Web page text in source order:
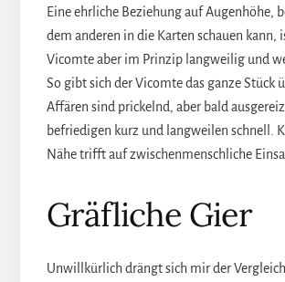
Eine ehrliche Beziehung auf Augenhöhe,
dem anderen in die Karten schauen kann,
Vicomte aber im Prinzip langweilig und
So gibt sich der Vicomte das ganze Stück
Affären sind prickelnd, aber bald
befriedigen kurz und langweilen schnell.
Nähe trifft auf zwischenmenschliche
Gräfliche Gier
Unwillkürlich drängt sich mir der